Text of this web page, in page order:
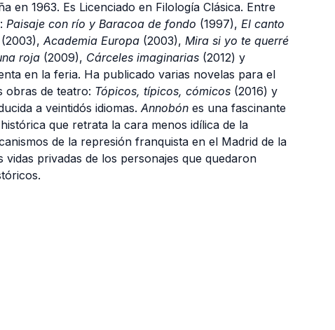
en 1963. Es Licenciado en Filología Clásica. Entre
Paisaje con río y Baracoa de fondo (1997), El canto
(2003), Academia Europa (2003), Mira si yo te querré
roja (2009), Cárceles imaginarias (2012) y
en la feria. Ha publicado varias novelas para el
obras de teatro: Tópicos, típicos, cómicos (2016) y
a veintidós idiomas. Annobón es una fascinante
que retrata la cara menos idílica de la
de la represión franquista en el Madrid de la
privadas de los personajes que quedaron